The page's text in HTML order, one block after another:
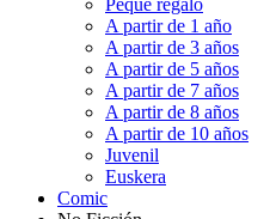
Peque regalo
A partir de 1 año
A partir de 3 años
A partir de 5 años
A partir de 7 años
A partir de 8 años
A partir de 10 años
Juvenil
Euskera
Comic